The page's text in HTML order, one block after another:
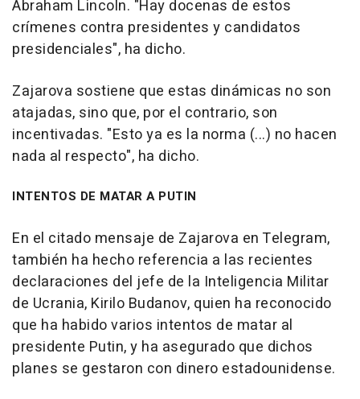
Abraham Lincoln. "Hay docenas de estos
crímenes contra presidentes y candidatos
presidenciales", ha dicho.
Zajarova sostiene que estas dinámicas no son
atajadas, sino que, por el contrario, son
incentivadas. "Esto ya es la norma (...) no hacen
nada al respecto", ha dicho.
INTENTOS DE MATAR A PUTIN
En el citado mensaje de Zajarova en Telegram,
también ha hecho referencia a las recientes
declaraciones del jefe de la Inteligencia Militar
de Ucrania, Kirilo Budanov, quien ha reconocido
que ha habido varios intentos de matar al
presidente Putin, y ha asegurado que dichos
planes se gestaron con dinero estadounidense.